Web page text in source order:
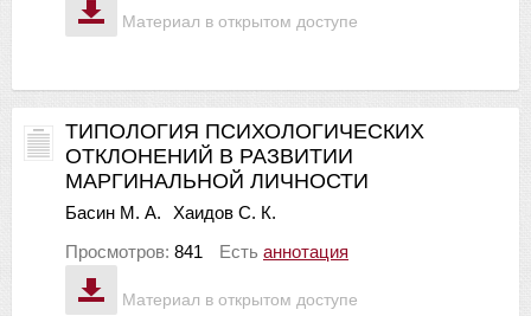
Материал в открытом доступе
Материал в открытом доступе
ТИПОЛОГИЯ ПСИХОЛОГИЧЕСКИХ
ОТКЛОНЕНИЙ В РАЗВИТИИ
МАРГИНАЛЬНОЙ ЛИЧНОСТИ
Басин М. А.
Хаидов С. К.
Просмотров: 841 Есть аннотация